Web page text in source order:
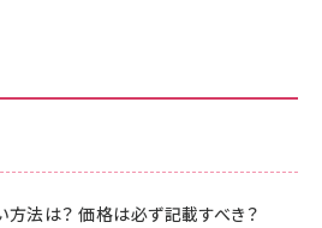
法は？ 価格は必ず記載すべき？